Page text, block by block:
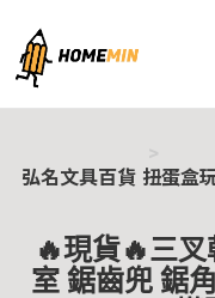
弘名文具百貨
弘名文具百貨 扭蛋盒
🔥現貨🔥三
室 鋸齒兜 鋸